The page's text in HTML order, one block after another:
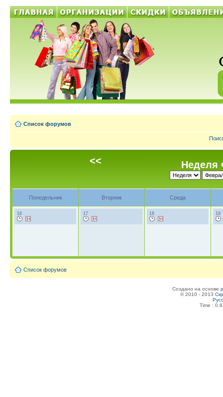
Список форумов
<< Неделя
Понедельник Вторник Среда
16 17 18 19
Список форумов
Создано на основе
© 2010 - 2013
Time :